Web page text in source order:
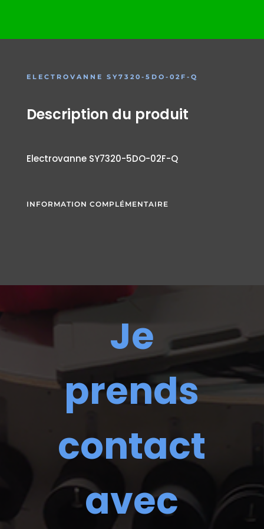
ELECTROVANNE SY7320-5DO-02F-Q
Description du produit
Electrovanne SY7320-5DO-02F-Q
INFORMATION COMPLÉMENTAIRE
Je
prends
contact
avec